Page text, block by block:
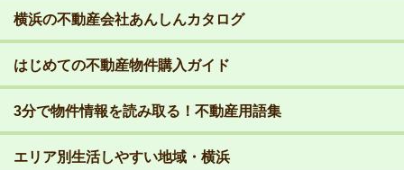
横浜の不動産会社あんしんカタログ
はじめての不動産物件購入ガイド
3分で物件情報を読み取る！不動産用語集
エリア別生活しやすい地域・横浜